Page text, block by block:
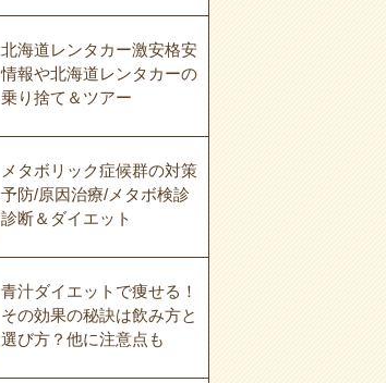
北海道レンタカー激安格安
情報や北海道レンタカーの
乗り捨て＆ツアー
メタボリック症候群の対策
予防/原因治療/メタボ検診
診断＆ダイエット
青汁ダイエットで痩せる！
その効果の秘訣は飲み方と
選び方？他に注意点も